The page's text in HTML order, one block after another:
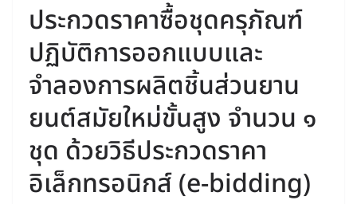
ประกวดราคาซื้อชุดครุภัณฑ์
ปฏิบัติการออกแบบและ
จำลองการผลิตชิ้นส่วนยาน
ยนต์สมัยใหม่ขั้นสูง จำนวน ๑
ชุด ด้วยวิธีประกวดราคา
อิเล็กทรอนิกส์ (e-bidding)